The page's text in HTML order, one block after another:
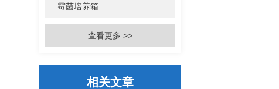
霉菌培养箱
查看更多 >>
相关文章